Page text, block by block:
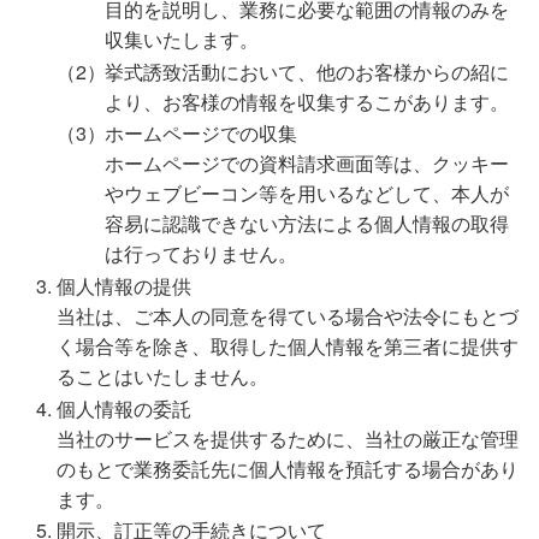
目的を説明し、業務に必要な範囲の情報のみを
収集いたします。
挙式誘致活動において、他のお客様からの紹に
より、お客様の情報を収集するこがあります。
ホームページでの収集
ホームページでの資料請求画面等は、クッキー
やウェブビーコン等を用いるなどして、本人が
容易に認識できない方法による個人情報の取得
は行っておりません。
個人情報の提供
当社は、ご本人の同意を得ている場合や法令にもとづ
く場合等を除き、取得した個人情報を第三者に提供す
ることはいたしません。
個人情報の委託
当社のサービスを提供するために、当社の厳正な管理
のもとで業務委託先に個人情報を預託する場合があり
ます。
開示、訂正等の手続きについて